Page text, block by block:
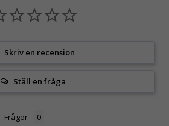
Skriv en recension
Ställ en fråga
Frågor